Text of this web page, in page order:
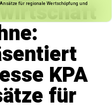
für regionale Wertschöpfung und
KPA
für